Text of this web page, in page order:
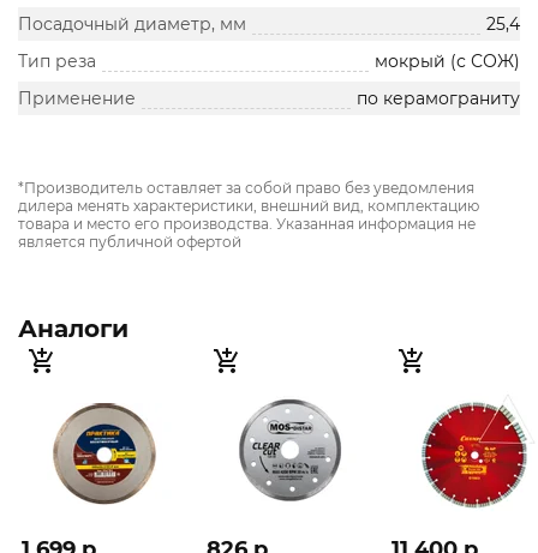
Посадочный диаметр, мм
25,4
Тип реза
мокрый (с СОЖ)
Применение
по керамограниту
*Производитель оставляет за собой право без уведомления
дилера менять характеристики, внешний вид, комплектацию
товара и место его производства. Указанная информация не
является публичной офертой
Аналоги